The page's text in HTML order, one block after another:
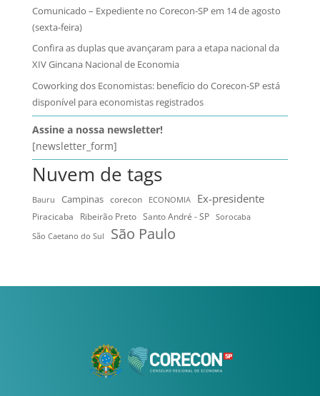
Comunicado – Expediente no Corecon-SP em 14 de agosto
(sexta-feira)
Confira as duplas que avançaram para a etapa nacional da
XIV Gincana Nacional de Economia
Coworking dos Economistas: benefício do Corecon-SP está
disponível para economistas registrados
Assine a nossa newsletter!
[newsletter_form]
Nuvem de tags
Bauru Campinas corecon ECONOMIA Ex-presidente
Piracicaba Ribeirão Preto Santo André - SP
Sorocaba
São Caetano do Sul
São Paulo